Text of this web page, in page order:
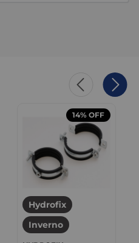
14% OFF
Hydrofix
Inverno